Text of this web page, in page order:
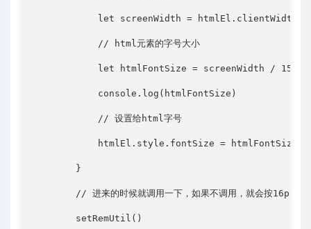
let screenWidth = htmlEl . clientWidth
// html元素的字号大小
let htmlFontSize = screenWidth / 15
            console
. log ( htmlFontSize )
// 设置给html字号
            htmlEl
. style . fontSize = htmlFontSize
}
// 进来的时候就调用一下，如果不调用，就会按16px走
setRemUtil ( )